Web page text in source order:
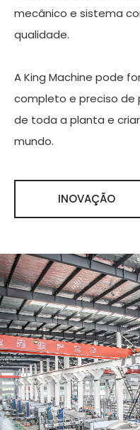
mecânico e sistema
qualidade.
A King Machine pode
completo e preciso de
de toda a planta e
mundo.
INOVAÇÃO